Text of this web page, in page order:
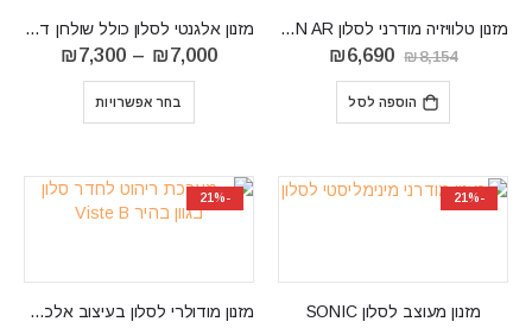
מזנון טלוויזיה מודרני לסלון ARON AR
₪8,154
המחיר
היה:
₪8,154.
₪6,690
הוספה לסל
מזנון אלגנטי לסלון כולל שולחן דגם TOSCANIA
₪7,000
–
₪7,300
בחר אפשרויות
-21%
מזנון מעוצב לסלון SONIC
-21%
מזנון מודולרי לסלון בעיצוב אלכסוני דגם Viste B